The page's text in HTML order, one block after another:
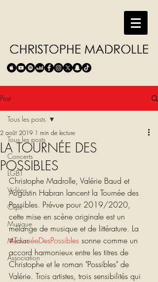
Post
Tous les posts
Concerts
LGBT
Vidéos
Clips
Musique
Médias
Association
Tous les posts
LA TOURNÉE DES
POSSIBLES
2 août 2019 1 min de lecture
Christophe Madrolle, Valérie Baud et
Augustin Habran lancent la Tournée des
Possibles. Prévue pour 2019/2020,
cette mise en scène originale est un
mélange de musique et de littérature. La
#TournéeDesPossibles sonne comme un
accord harmonieux entre les titres de
Christophe et le roman "Possibles" de
Valérie. Trois artistes, trois sensibilités qui